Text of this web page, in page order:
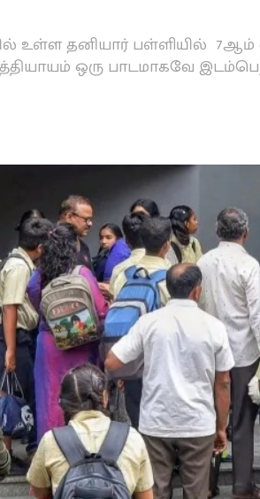
உள்ள தனியார் பள்ளியில் 7ஆம்
ஒரு பாடமாகவே